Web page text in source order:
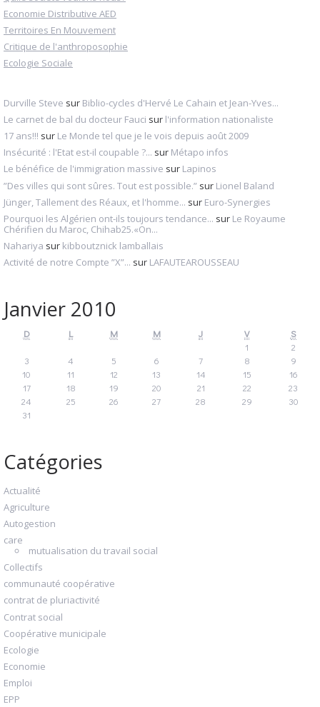
Economie Distributive AED
Territoires En Mouvement
Critique de l'anthroposophie
Ecologie Sociale
Durville Steve sur Biblio-cycles d'Hervé Le Cahain et Jean-Yves...
Le carnet de bal du docteur Fauci sur l'information nationaliste
17 ans!!! sur Le Monde tel que je le vois depuis août 2009
Insécurité : l'Etat est-il coupable ?... sur Métapo infos
Le bénéfice de l'immigration massive sur Lapinos
”Des villes qui sont sûres. Tout est possible.” sur Lionel Baland
Jünger, Tallement des Réaux, et l'homme... sur Euro-Synergies
Pourquoi les Algérien ont-ils toujours tendance... sur Le Royaume
Chérifien du Maroc, Chihab25.«On...
Nahariya sur kibboutznick lamballais
Activité de notre Compte ”X”... sur LAFAUTEAROUSSEAU
Janvier 2010
D L M M J V
S
1
2
3
4 5 6 7 8
9
10
11 12 13 14 15
16
17
18 19 20 21 22
23
24
25 26 27 28 29
30
31
Catégories
Actualité
Agriculture
Autogestion
care
mutualisation du travail social
Collectifs
communauté coopérative
contrat de pluriactivité
Contrat social
Coopérative municipale
Ecologie
Economie
Emploi
EPP